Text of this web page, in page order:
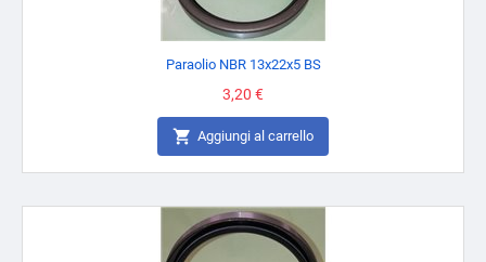
Paraolio NBR 13x22x5 BS
Prezzo
3,20 €
 Aggiungi al carrello